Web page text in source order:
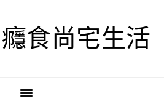
食尚宅生活